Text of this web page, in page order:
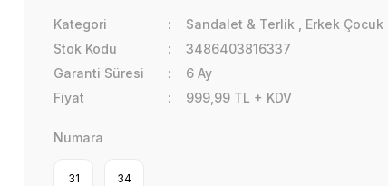
Kategori Sandalet & Terlik
Erkek Çocuk
Stok Kodu
3486403816337
Garanti Süresi
6 Ay
Fiyat
999,99 TL + KDV
Numara
31 34